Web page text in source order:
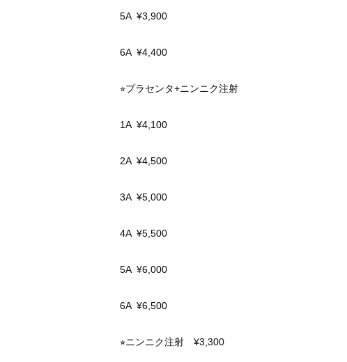
5A ¥3,900
6A ¥4,400
⭐︎プラセンタ+ニンニク注射
1A ¥4,100
2A ¥4,500
3A ¥5,000
4A ¥5,500
5A ¥6,000
6A ¥6,500
⭐︎ニンニク注射 ¥3,300